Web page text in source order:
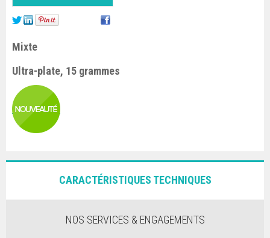
Mixte
Ultra-plate, 15 grammes
CARACTÉRISTIQUES TECHNIQUES
NOS SERVICES & ENGAGEMENTS